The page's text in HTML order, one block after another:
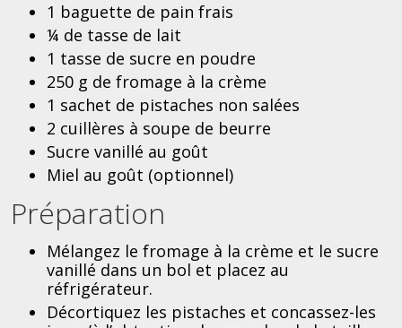
1 baguette de pain frais
¼ de tasse de lait
1 tasse de sucre en poudre
250 g de fromage à la crème
1 sachet de pistaches non salées
2 cuillères à soupe de beurre
Sucre vanillé au goût
Miel au goût (optionnel)
Préparation
Mélangez le fromage à la crème et le sucre
vanillé dans un bol et placez au
réfrigérateur.
Décortiquez les pistaches et concassez-les